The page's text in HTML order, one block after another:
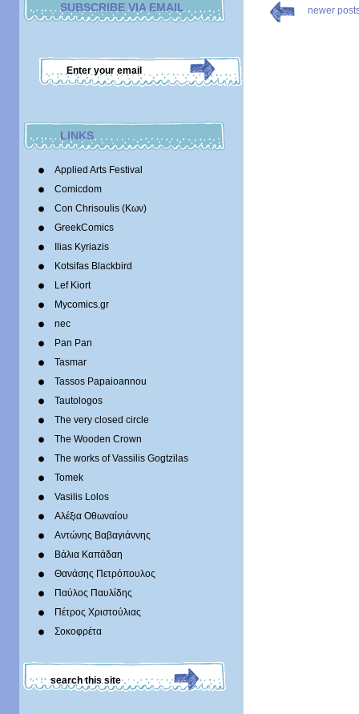
SUBSCRIBE VIA EMAIL
LINKS
Applied Arts Festival
Comicdom
Con Chrisoulis (Κων)
GreekComics
Ilias Kyriazis
Kotsifas Blackbird
Lef Kiort
Mycomics.gr
nec
Pan Pan
Tasmar
Tassos Papaioannou
Tautologos
The very closed circle
The Wooden Crown
The works of Vassilis Gogtzilas
Tomek
Vasilis Lolos
Αλέξια Οθωναίου
Αντώνης Βαβαγιάννης
Βάλια Καπάδαη
Θανάσης Πετρόπουλος
Παύλος Παυλίδης
Πέτρος Χριστούλιας
Σοκοφρέτα
newer